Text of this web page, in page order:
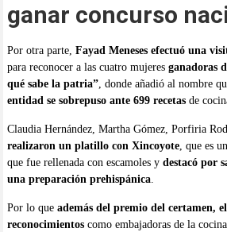
ganar concurso
Por otra parte, Fayad Meneses efectuó una
para reconocer a las cuatro mujeres ganadoras
qué sabe la patria”, donde añadió al nombre
entidad se sobrepuso ante 699 recetasde
Claudia Hernández, Martha Gómez, Porfiria
realizaron un platillo con Xincoyote, que es
que fue rellenada con escamoles y destacó por
una preparación prehispánica.
Por lo que además del premio del certamen,
reconocimientoscomo embajadoras de la